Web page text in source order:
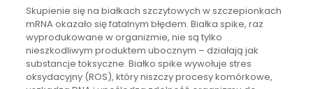
Skupienie się na białkach szczytowych w szczepionkach
mRNA okazało się fatalnym błędem. Białka spike, raz
wyprodukowane w organizmie, nie są tylko
nieszkodliwym produktem ubocznym – działają jak
substancje toksyczne. Białko spike wywołuje stres
oksydacyjny (ROS), który niszczy procesy komórkowe,